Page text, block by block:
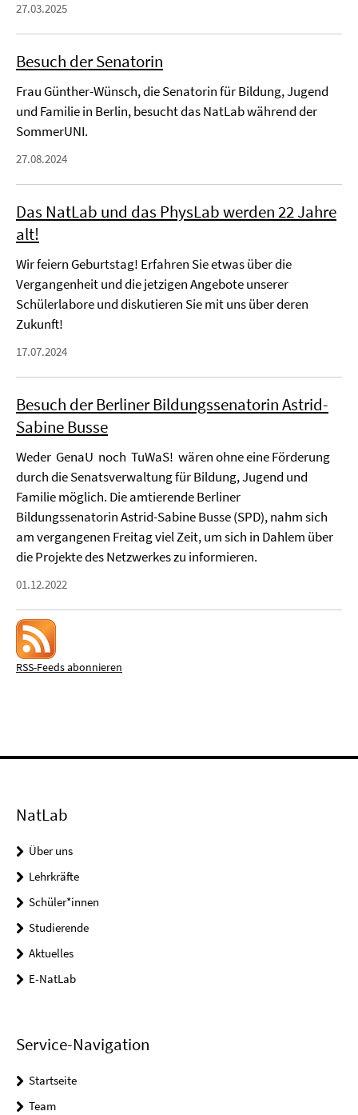
27.03.2025
Besuch der Senatorin
Frau Günther-Wünsch, die Senatorin für Bildung, Jugend
und Familie in Berlin, besucht das NatLab während der
SommerUNI.
27.08.2024
Das NatLab und das PhysLab werden 22 Jahre
alt!
Wir feiern Geburtstag! Erfahren Sie etwas über die
Vergangenheit und die jetzigen Angebote unserer
Schülerlabore und diskutieren Sie mit uns über deren
Zukunft!
17.07.2024
Besuch der Berliner Bildungssenatorin Astrid-
Sabine Busse
Weder GenaU noch TuWaS! wären ohne eine Förderung
durch die Senatsverwaltung für Bildung, Jugend und
Familie möglich. Die amtierende Berliner
Bildungssenatorin Astrid-Sabine Busse (SPD), nahm sich
am vergangenen Freitag viel Zeit, um sich in Dahlem über
die Projekte des Netzwerkes zu informieren.
01.12.2022
RSS-Feeds abonnieren
NatLab
Über uns
Lehrkräfte
Schüler*innen
Studierende
Aktuelles
E-NatLab
Service-Navigation
Startseite
Team